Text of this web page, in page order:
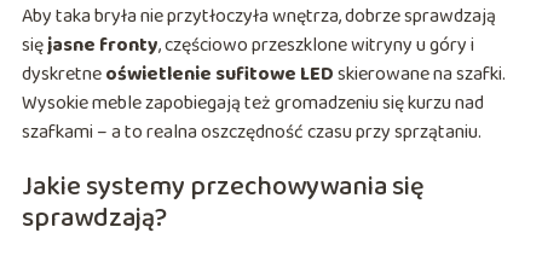
Aby taka bryła nie przytłoczyła wnętrza, dobrze sprawdzają
sięjasne fronty, częściowo przeszklone witryny u góry i
dyskretneoświetlenie sufitowe LEDskierowane na szafki.
Wysokie meble zapobiegają też gromadzeniu się kurzu nad
szafkami – a to realna oszczędność czasu przy sprzątaniu.
Jakie systemy przechowywania się
sprawdzają?